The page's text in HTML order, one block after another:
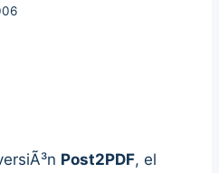
Post2PDF, el